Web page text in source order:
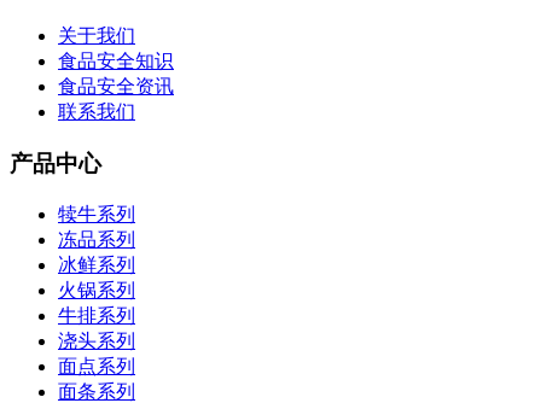
关于我们
食品安全知识
食品安全资讯
联系我们
产品中心
犊牛系列
冻品系列
冰鲜系列
火锅系列
牛排系列
浇头系列
面点系列
面条系列